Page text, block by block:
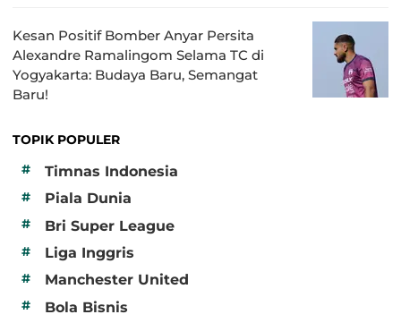
Kesan Positif Bomber Anyar Persita
Alexandre Ramalingom Selama TC di
Yogyakarta: Budaya Baru, Semangat
Baru!
TOPIK POPULER
#
Timnas Indonesia
# Piala Dunia
# Bri Super League
# Liga Inggris
# Manchester United
# Bola Bisnis